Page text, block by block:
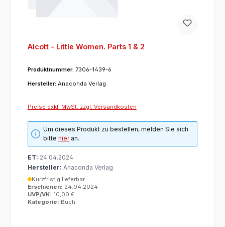
Alcott - Little Women. Parts 1 & 2
Produktnummer: 7306-1439-6
Hersteller: Anaconda Verlag
Preise exkl. MwSt. zzgl. Versandkosten
Um dieses Produkt zu bestellen, melden Sie sich
bittehieran.
ET: 24.04.2024
Hersteller: Anaconda Verlag
Kurzfristig lieferbar
Erschienen: 24.04.2024
UVP/VK: 10,00 €
Kategorie: Buch